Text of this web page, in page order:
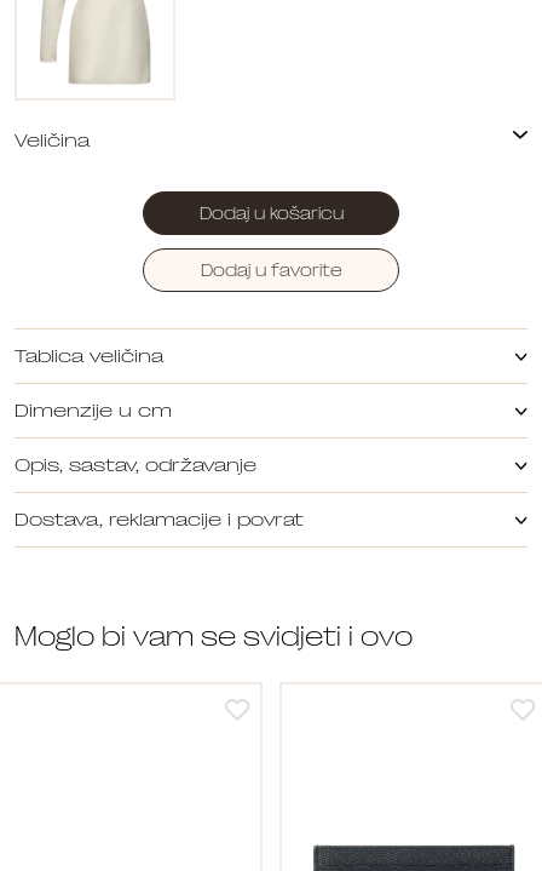
Dodaj u košaricu
Dodaj u favorite
Tablica veličina
Dimenzije u cm
Opis, sastav, održavanje
Dostava, reklamacije i povrat
Moglo bi vam se svidjeti i ovo